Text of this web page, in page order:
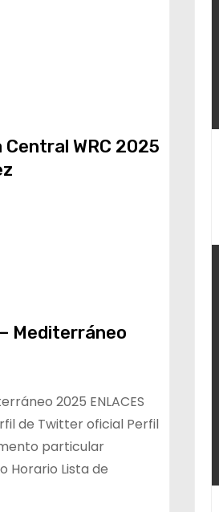
WRC 2025
Mediterráneo
2025 ENLACES
de Twitter oficial Perfil
particular
Horario Lista de